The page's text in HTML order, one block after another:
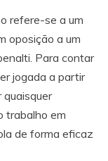
refere-se a um
oposição a um
Para contar
jogada a partir
trabalho em
de forma eficaz